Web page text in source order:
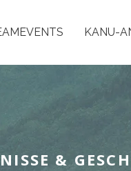
KANU-
&